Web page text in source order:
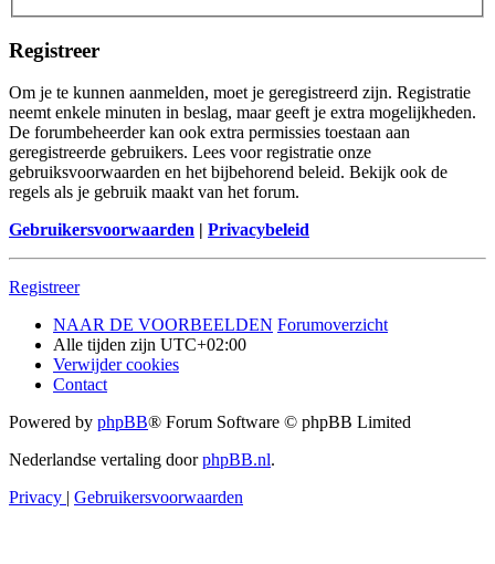
Registreer
Om je te kunnen aanmelden, moet je geregistreerd zijn. Registratie
neemt enkele minuten in beslag, maar geeft je extra mogelijkheden.
De forumbeheerder kan ook extra permissies toestaan aan
geregistreerde gebruikers. Lees voor registratie onze
gebruiksvoorwaarden en het bijbehorend beleid. Bekijk ook de
regels als je gebruik maakt van het forum.
Gebruikersvoorwaarden | Privacybeleid
Registreer
NAAR DE VOORBEELDEN Forumoverzicht
Alle tijden zijn UTC+02:00
Verwijder cookies
Contact
Powered by phpBB® Forum Software © phpBB Limited
Nederlandse vertaling doorphpBB.nl.
Privacy | Gebruikersvoorwaarden